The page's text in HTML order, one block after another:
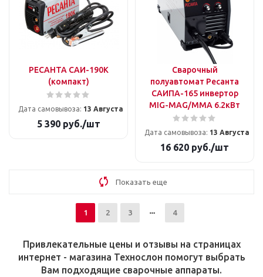
РЕСАНТА САИ-190К
(компакт)
Дата самовывоза: 13 Августа
5 390руб./шт
Сварочный
полуавтомат Ресанта
САИПА-165 инвертор
MIG-MAG/ММА 6.2кВт
Дата самовывоза: 13 Августа
16 620 руб./шт
Показать еще
1 2 3 4
Привлекательные цены и отзывы на страницах
интернет - магазина Технослон помогут выбрать
Вам подходящие сварочные аппараты.